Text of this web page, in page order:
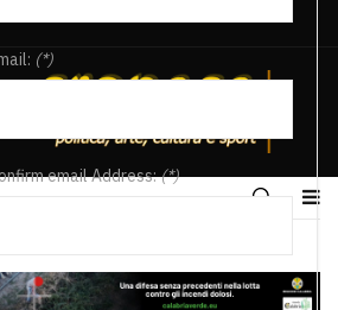
(*)
email Address:(*)